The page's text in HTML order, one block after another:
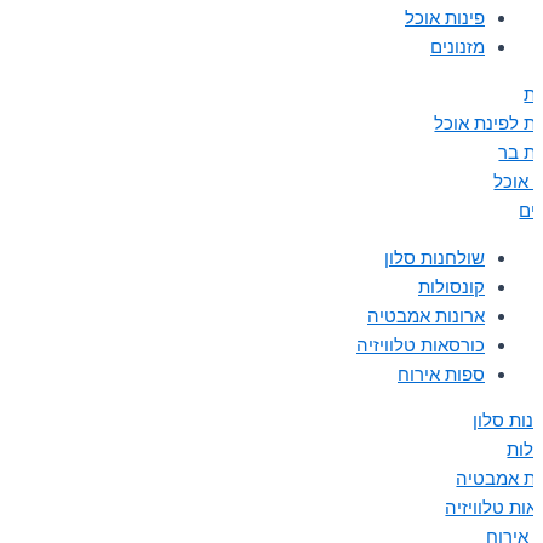
פינות אוכל
מזנונים
לפינת אוכל
בר
אוכל
שולחנות סלון
קונסולות
ארונות אמבטיה
כורסאות טלוויזיה
ספות אירוח
סלון
אמבטיה
טלוויזיה
אירוח